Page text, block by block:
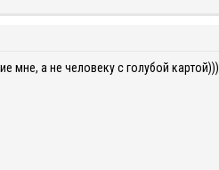
мне, а не человеку с голубой картой)))